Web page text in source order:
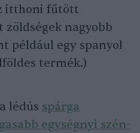
itthoni fűtött
nagyobb
például egy spanyol
termék.)
lédús spárga
egységnyi szén-